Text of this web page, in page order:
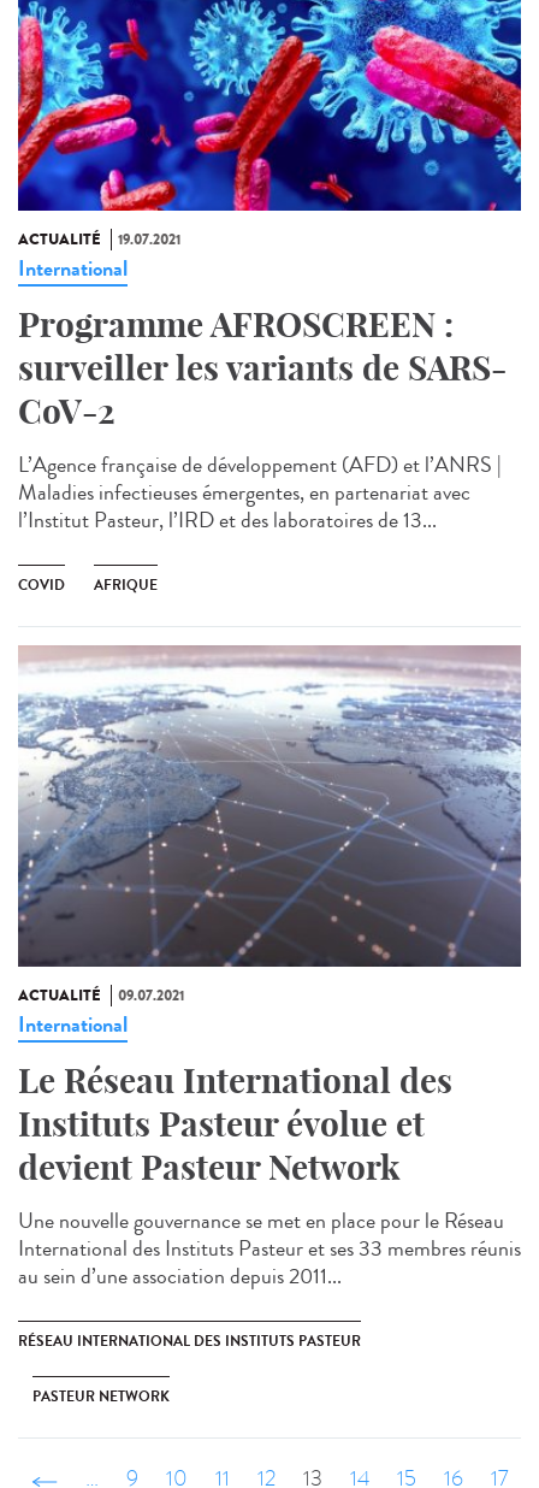
ACTUALITÉ 19.07.2021
International
Programme AFROSCREEN :
surveiller les variants de SARS-
CoV-2
L’Agence française de développement (AFD) et l’ANRS |
Maladies infectieuses émergentes, en partenariat avec
l’Institut Pasteur, l’IRD et des laboratoires de 13...
COVID AFRIQUE
ACTUALITÉ 09.07.2021
International
Le Réseau International des
Instituts Pasteur évolue et
devient Pasteur Network
Une nouvelle gouvernance se met en place pour le Réseau
International des Instituts Pasteur et ses 33 membres réunis
au sein d’une association depuis 2011...
RÉSEAU INTERNATIONAL DES INSTITUTS PASTEUR
PASTEUR NETWORK
‹ précédent
… 9 10 11 12 13 14 15 16 17